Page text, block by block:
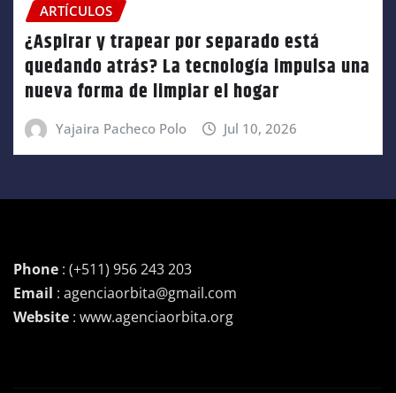
ARTÍCULOS
¿Aspirar y trapear por separado está
quedando atrás? La tecnología impulsa una
nueva forma de limpiar el hogar
Yajaira Pacheco Polo Jul 10, 2026
Phone : (+511) 956 243 203
Email : agenciaorbita@gmail.com
Website : www.agenciaorbita.org